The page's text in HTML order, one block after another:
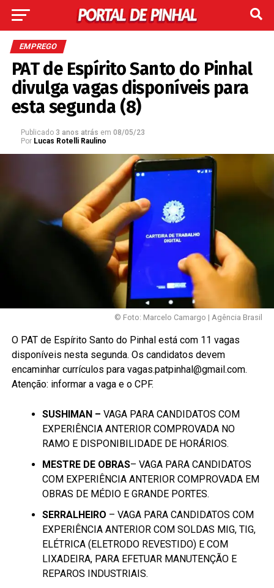
EMPREGO
PAT de Espírito Santo do Pinhal
divulga vagas disponíveis para
esta segunda (8)
Publicado 3 anos atrás em 08/05/23
Por Lucas Rotelli Raulino
© Foto: Marcelo Camargo | Agência Brasil
O PAT de Espírito Santo do Pinhal está com 11 vagas
disponíveis nesta segunda. Os candidatos devem
encaminhar currículos para vagas.patpinhal@gmail.com.
Atenção: informar a vaga e o CPF.
SUSHIMAN – VAGA PARA CANDIDATOS COM
EXPERIÊNCIA ANTERIOR COMPROVADA NO
RAMO E DISPONIBILIDADE DE HORÁRIOS.
MESTRE DE OBRAS– VAGA PARA CANDIDATOS
COM EXPERIÊNCIA ANTERIOR COMPROVADA EM
OBRAS DE MÉDIO E GRANDE PORTES.
SERRALHEIRO – VAGA PARA CANDIDATOS COM
EXPERIÊNCIA ANTERIOR COM SOLDAS MIG, TIG,
ELÉTRICA (ELETRODO REVESTIDO) E COM
LIXADEIRA, PARA EFETUAR MANUTENÇÃO E
REPAROS INDUSTRIAIS.